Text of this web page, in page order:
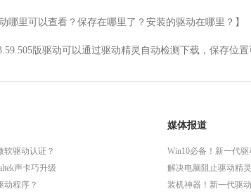
哪里可以查看？保存在哪里了？安装的驱动在哪里？】
版驱动可以通过驱动精灵自动检测下载，保存位
软驱动认证？
声卡巧升级
动程序？
媒体报道
Win10必备！新一代
解决电脑阻止驱动精
装机神器！新一代驱